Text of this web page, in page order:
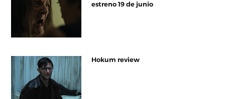
estreno 19 de junio
Hokum review